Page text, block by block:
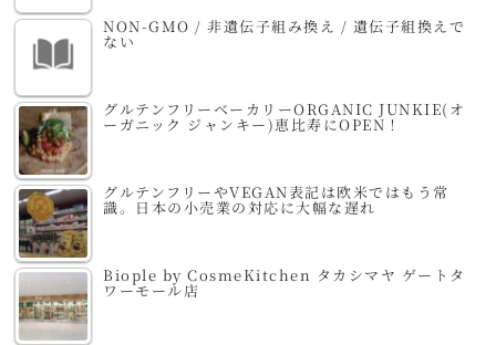
NON-GMO / 非遺伝子組み換え / 遺伝子組換えで
ない
グルテンフリーベーカリーORGANIC JUNKIE(オ
ーガニック ジャンキー)恵比寿にOPEN！
グルテンフリーやVEGAN表記は欧米ではもう常
識。日本の小売業の対応に大幅な遅れ
Biople by CosmeKitchen タカシマヤ ゲートタ
ワーモール店